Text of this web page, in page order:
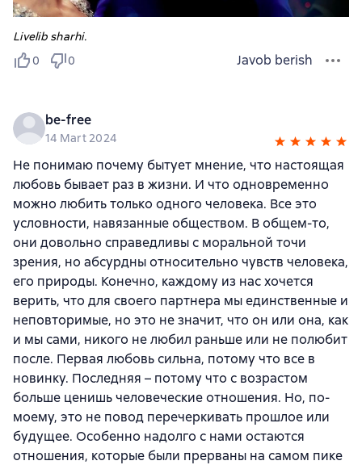
Livelib sharhi.
0
0 Javob berish
be-free
14 Mart 2024
Не понимаю почему бытует мнение, что настоящая
любовь бывает раз в жизни. И что одновременно
можно любить только одного человека. Все это
условности, навязанные обществом. В общем-то,
они довольно справедливы с моральной точи
зрения, но абсурдны относительно чувств человека,
его природы. Конечно, каждому из нас хочется
верить, что для своего партнера мы единственные и
неповторимые, но это не значит, что он или она, как
и мы сами, никого не любил раньше или не полюбит
после. Первая любовь сильна, потому что все в
новинку. Последняя – потому что с возрастом
больше ценишь человеческие отношения. Но, по-
моему, это не повод перечеркивать прошлое или
будущее. Особенно надолго с нами остаются
отношения, которые были прерваны на самом пике